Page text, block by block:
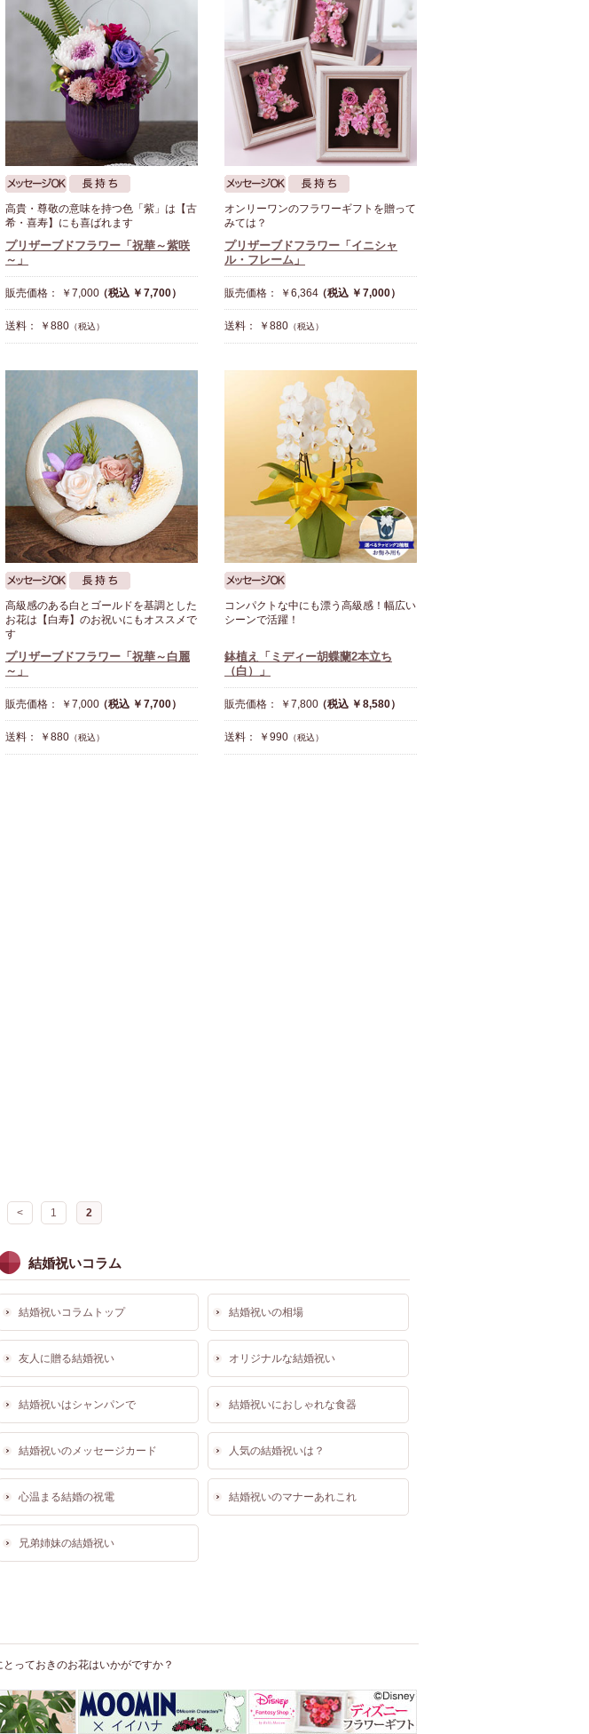
高貴・尊敬の意味を持つ色「紫」は【古
希・喜寿】にも喜ばれます
プリザーブドフラワー「祝華～紫咲
～」
販売価格： ￥7,000（税込 ￥7,700）
送料： ￥880 （税込）
オンリーワンのフラワーギフトを贈って
みては？
プリザーブドフラワー「イニシャ
ル・フレーム」
販売価格： ￥6,364（税込 ￥7,000）
送料： ￥880 （税込）
高級感のある白とゴールドを基調とした
お花は【白寿】のお祝いにもオススメで
す
プリザーブドフラワー「祝華～白麗
～」
販売価格： ￥7,000（税込 ￥7,700）
送料： ￥880 （税込）
コンパクトな中にも漂う高級感！幅広い
シーンで活躍！
鉢植え「ミディー胡蝶蘭2本立ち
（白）」
販売価格： ￥7,800（税込 ￥8,580）
送料： ￥990 （税込）
< 1 2
結婚祝いコラム
結婚祝いコラムトップ 結婚祝いの相場
友人に贈る結婚祝い オリジナルな結婚祝い
結婚祝いはシャンパンで 結婚祝いにおしゃれな食器
結婚祝いのメッセージカード 人気の結婚祝いは？
心温まる結婚の祝電 結婚祝いのマナーあれこれ
兄弟姉妹の結婚祝い
っておきのお花はいかがですか？